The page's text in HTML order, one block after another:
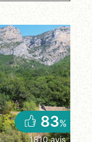
83%
1810 avis